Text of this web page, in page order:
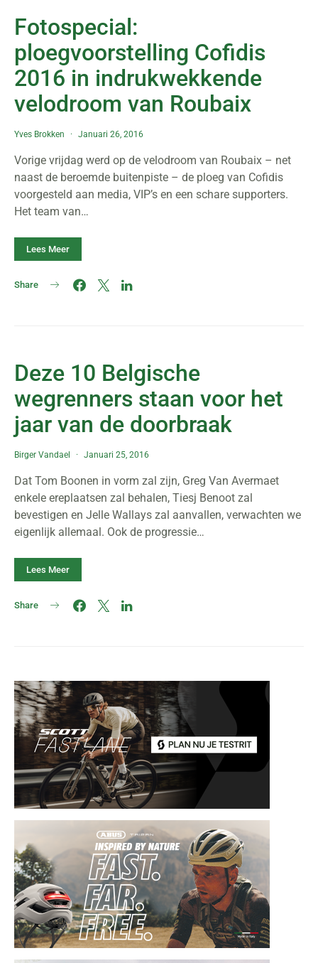
Fotospecial:
ploegvoorstelling Cofidis
2016 in indrukwekkende
velodroom van Roubaix
Yves Brokken Januari 26, 2016
Vorige vrijdag werd op de velodroom van Roubaix – net
naast de beroemde buitenpiste – de ploeg van Cofidis
voorgesteld aan media, VIP’s en een schare supporters.
Het team van…
Lees Meer
Share
Deze 10 Belgische
wegrenners staan voor het
jaar van de doorbraak
Birger Vandael Januari 25, 2016
Dat Tom Boonen in vorm zal zijn, Greg Van Avermaet
enkele ereplaatsen zal behalen, Tiesj Benoot zal
bevestigen en Jelle Wallays zal aanvallen, verwachten we
eigenlijk allemaal. Ook de progressie…
Lees Meer
Share